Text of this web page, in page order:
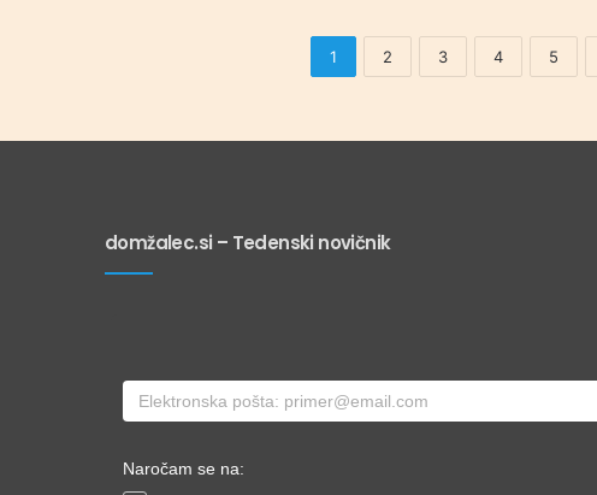
1 2 3 4 5
domžalec.si – Tedenski novičnik
Naročam se na: